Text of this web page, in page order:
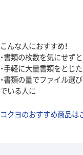
こんな人におすすめ！
・書類の枚数を気にせず
・手軽に大量書類をとじ
・書類の量でファイル選
でいる人に
コクヨのおすすめ商品は